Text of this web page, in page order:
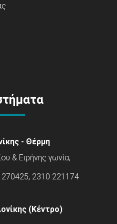
- Θέρμη
& Ειρήνης γωνία,
2310 221174
(Κέντρο)